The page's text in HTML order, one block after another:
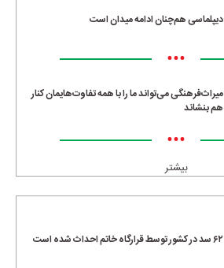
دیپلماسی هم‌چنان ادامه میدان است
•••
میراث‌فرهنگی می‌تواند ما را با همه تفاوت‌هایمان کنار
هم بنشاند
•••
بیشتر
۶۲ سد در کشور توسط قرارگاه خاتم احداث شده است